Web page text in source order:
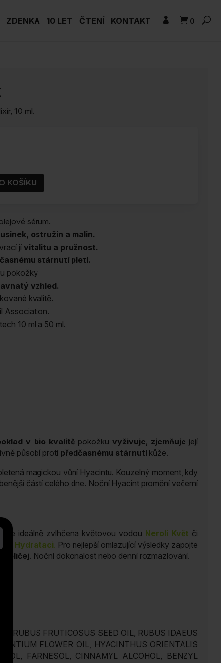
ZDENKA 10 LET ČTENÍ KONTAKT 0
10 ml.
KOŠÍKU
sérum.
ostružin a malin.
jí vitalitu a pružnost.
stárnutí pleti.
pokožky
vzhled.
kvalitě.
Association.
10 ml a 50 ml.
v bio kvalitě pokožku vyživuje, zjemňuje její
působí proti předčasnému stárnutíkůže.
magickou vůní Hyacintu. Kouzelný moment, kdy
částí celého dne. Noční Hyacint promění večerní
je ideálně zvlhčena květovou vodou Neroli Květ či
Hydrataci. Pro nejlepší omlazující výsledky zapojte
obličej. Noční dokonalost nebo denní rozmazlování.
RUBUS FRUTICOSUS SEED OIL, RUBUS IDAEUS
FLOWER OIL, HYACINTHUS ORIENTALIS
FARNESOL, CINNAMYL ALCOHOL, BENZYL